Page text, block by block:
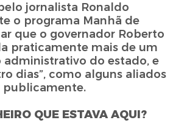
jornalista Ronaldo
o programa Manhã de
que o governador Roberto
praticamente mais de um
administrativo do estado, e
dias”, como alguns aliados
QUE ESTAVA AQUI?